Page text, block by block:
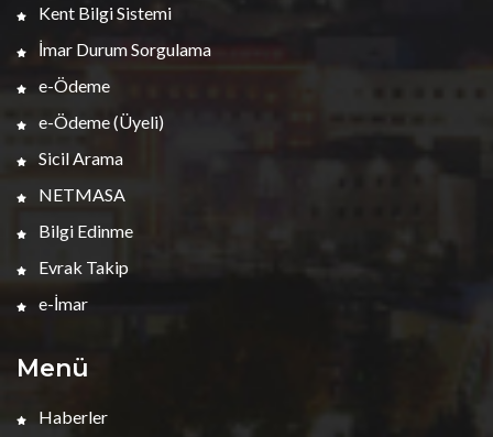
Kent Bilgi Sistemi
İmar Durum Sorgulama
e-Ödeme
e-Ödeme (Üyeli)
Sicil Arama
NETMASA
Bilgi Edinme
Evrak Takip
e-İmar
Menü
Haberler